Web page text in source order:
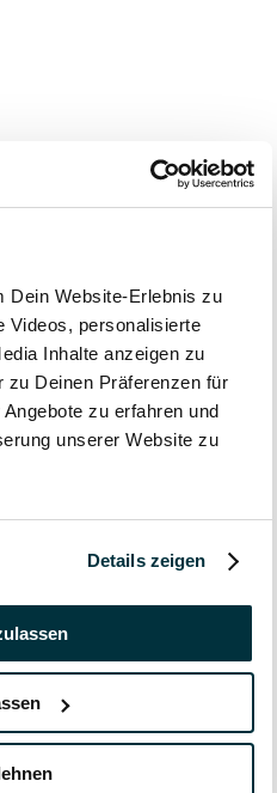
Dein Website-Erlebnis zu
Videos, personalisierte
Inhalte anzeigen zu
zu Deinen Präferenzen für
zu erfahren und
unserer Website zu
Details zeigen